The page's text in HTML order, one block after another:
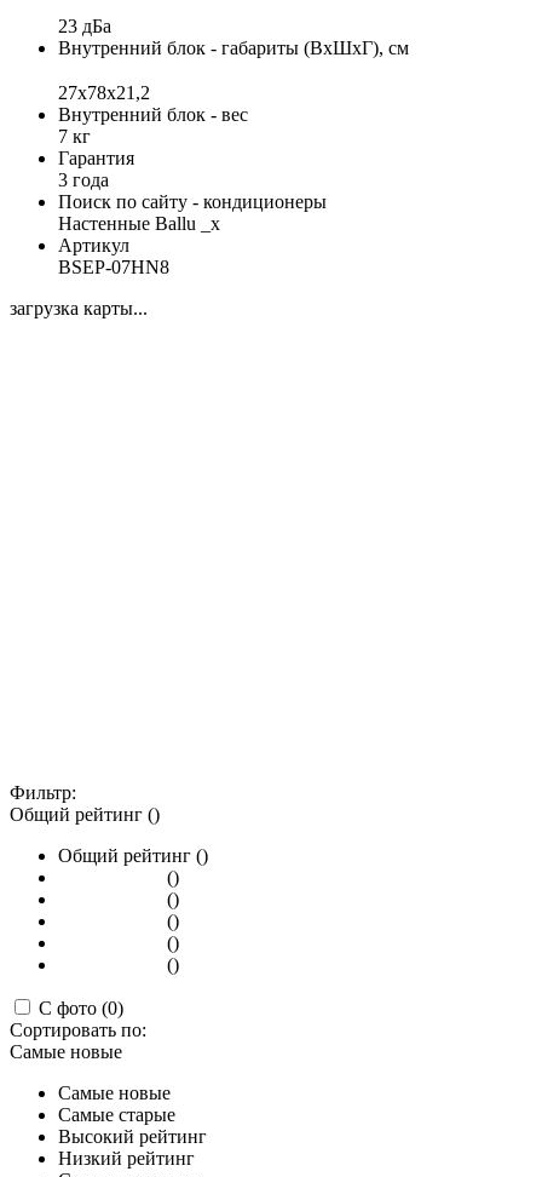
23 дБа
Внутренний блок - габариты (ВхШхГ), см
27x78x21,2
Внутренний блок - вес
7 кг
Гарантия
3 года
Поиск по сайту - кондиционеры
Настенные Ballu _x
Артикул
BSEP-07HN8
загрузка карты...
Фильтр:
Общий рейтинг ()
Общий рейтинг ()
()
()
()
()
()
С фото (0)
Сортировать по:
Самые новые
Самые новые
Самые старые
Высокий рейтинг
Низкий рейтинг